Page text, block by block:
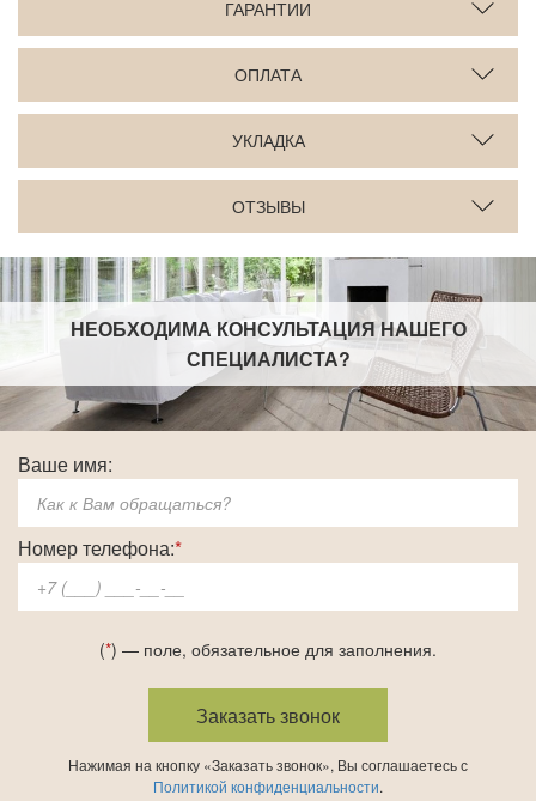
ГАРАНТИИ
ОПЛАТА
УКЛАДКА
ОТЗЫВЫ
НЕОБХОДИМА КОНСУЛЬТАЦИЯ НАШЕГО
СПЕЦИАЛИСТА?
Ваше имя:
Номер телефона:*
(*) — поле, обязательное для заполнения.
Нажимая на кнопку «Заказать звонок», Вы соглашаетесь с
Политикой конфиденциальности.